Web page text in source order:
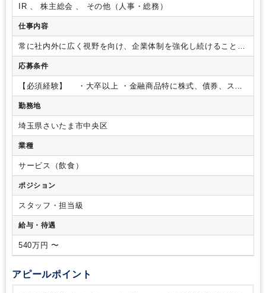
IR 、 株主総会 、 その他（人事・総務）
仕事内容
常に社内外に広く視野を向け、企業体制を強化し続けること。
会社のあるべき姿を考え、社内外の様々な短、中長期的課題解
決に向けた参謀・実行の役割を担います。部署には既存の専任
担当していただきます。
■投資家目線での経営参謀・業界
や市場の動向の調査・分析
コーポレートアフェアーズ・企業広報・決算説明会や株主総
会の準備・運営、IR・M＆Aや提携先企業の開拓
社の資産管理、稟議プロセスの管理運用・各種会議体の運
営、実効性強化の推進
・省エネや廃棄物削減など環境サステナビリティの推進・エネ
ルギー管理 など
応募条件
【必須経験】 ・大卒以上 ・金融商品特に株式、債券、スワ
ップ、外国為替の知識
勤務地
埼玉県さいたま市中央区
業種
サービス（飲食）
ポジション
スタッフ・担当級
給与・待遇
540万円 〜
アピールポイント